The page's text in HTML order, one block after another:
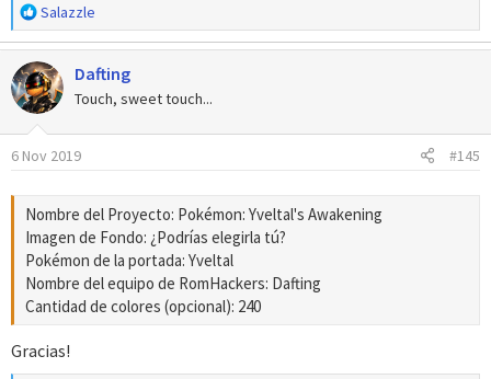
R
e
a
c
c
i
o
n
:
Salazzle
Dafting
Touch, sweet touch...
6 Nov 2019 #145
Nombre del Proyecto: Pokémon: Yveltal's Awakening
Imagen de Fondo: ¿Podrías elegirla tú?
Pokémon de la portada: Yveltal
Nombre del equipo de RomHackers: Dafting
Cantidad de colores (opcional): 240
Gracias!